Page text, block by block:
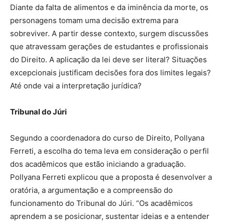
Diante da falta de alimentos e da iminência da morte, os
personagens tomam uma decisão extrema para
sobreviver. A partir desse contexto, surgem discussões
que atravessam gerações de estudantes e profissionais
do Direito. A aplicação da lei deve ser literal? Situações
excepcionais justificam decisões fora dos limites legais?
Até onde vai a interpretação jurídica?
Tribunal do Júri
Segundo a coordenadora do curso de Direito, Pollyana
Ferreti, a escolha do tema leva em consideração o perfil
dos acadêmicos que estão iniciando a graduação.
Pollyana Ferreti explicou que a proposta é desenvolver a
oratória, a argumentação e a compreensão do
funcionamento do Tribunal do Júri. “Os acadêmicos
aprendem a se posicionar, sustentar ideias e a entender